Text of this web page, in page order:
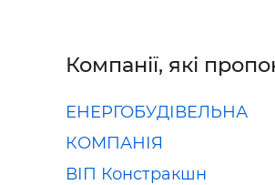
Компанії, які
ЕНЕРГОБУДІВЕЛЬНА
КОМПАНІЯ
ВІП Констракшн